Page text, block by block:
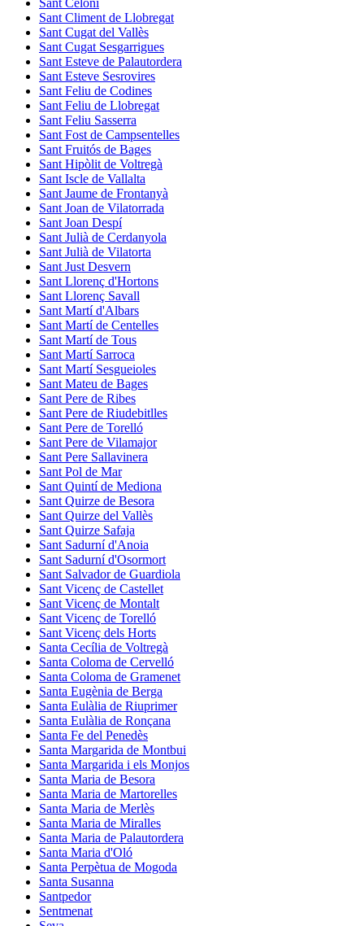
Sant Climent de Llobregat
Sant Cugat del Vallès
Sant Cugat Sesgarrigues
Sant Esteve de Palautordera
Sant Esteve Sesrovires
Sant Feliu de Codines
Sant Feliu de Llobregat
Sant Feliu Sasserra
Sant Fost de Campsentelles
Sant Fruitós de Bages
Sant Hipòlit de Voltregà
Sant Iscle de Vallalta
Sant Jaume de Frontanyà
Sant Joan de Vilatorrada
Sant Joan Despí
Sant Julià de Cerdanyola
Sant Julià de Vilatorta
Sant Just Desvern
Sant Llorenç d'Hortons
Sant Llorenç Savall
Sant Martí d'Albars
Sant Martí de Centelles
Sant Martí de Tous
Sant Martí Sarroca
Sant Martí Sesgueioles
Sant Mateu de Bages
Sant Pere de Ribes
Sant Pere de Riudebitlles
Sant Pere de Torelló
Sant Pere de Vilamajor
Sant Pere Sallavinera
Sant Pol de Mar
Sant Quintí de Mediona
Sant Quirze de Besora
Sant Quirze del Vallès
Sant Quirze Safaja
Sant Sadurní d'Anoia
Sant Sadurní d'Osormort
Sant Salvador de Guardiola
Sant Vicenç de Castellet
Sant Vicenç de Montalt
Sant Vicenç de Torelló
Sant Vicenç dels Horts
Santa Cecília de Voltregà
Santa Coloma de Cervelló
Santa Coloma de Gramenet
Santa Eugènia de Berga
Santa Eulàlia de Riuprimer
Santa Eulàlia de Ronçana
Santa Fe del Penedès
Santa Margarida de Montbui
Santa Margarida i els Monjos
Santa Maria de Besora
Santa Maria de Martorelles
Santa Maria de Merlès
Santa Maria de Miralles
Santa Maria de Palautordera
Santa Maria d'Oló
Santa Perpètua de Mogoda
Santa Susanna
Santpedor
Sentmenat